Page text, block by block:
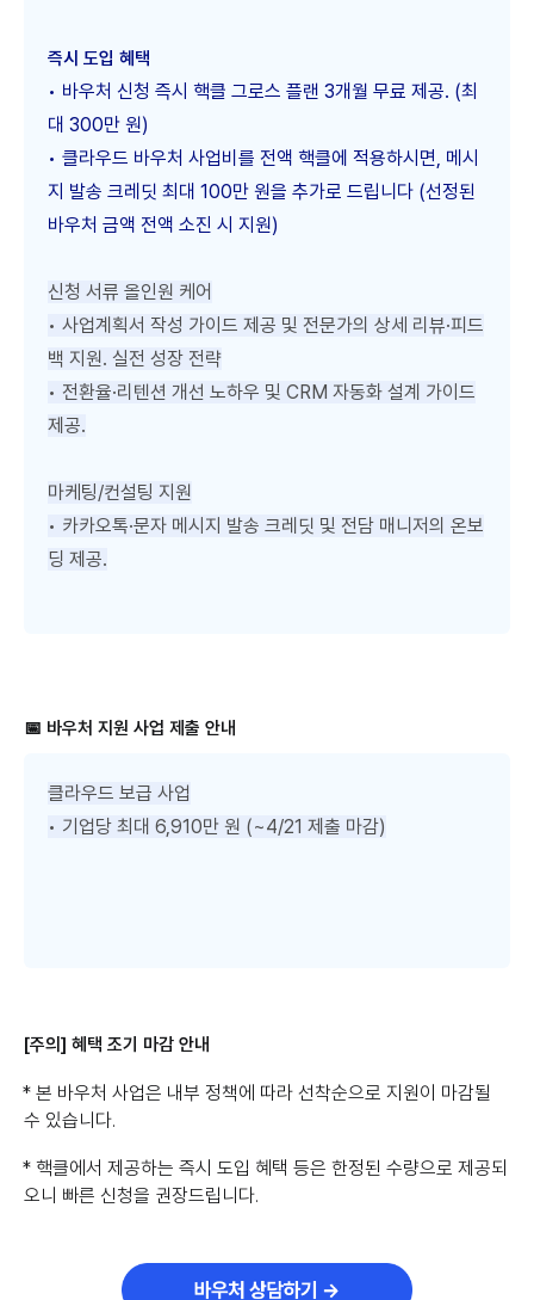
즉시 도입 혜택
• 바우처 신청 즉시 핵클 그로스 플랜 3개월 무료 제공. (최
대 300만 원)
• 클라우드 바우처 사업비를 전액 핵클에 적용하시면, 메시
지 발송 크레딧 최대 100만 원을 추가로 드립니다 (선정된
바우처 금액 전액 소진 시 지원)
신청 서류 올인원 케어
• 사업계획서 작성 가이드 제공 및 전문가의 상세 리뷰·피드
백 지원. 실전 성장 전략
• 전환율·리텐션 개선 노하우 및 CRM 자동화 설계 가이드
제공.
마케팅/컨설팅 지원
• 카카오톡·문자 메시지 발송 크레딧 및 전담 매니저의 온보
딩 제공.
📅 바우처 지원 사업 제출 안내
클라우드 보급 사업
• 기업당 최대 6,910만 원 (~4/21 제출 마감)
[주의] 혜택 조기 마감 안내
* 본 바우처 사업은 내부 정책에 따라 선착순으로 지원이 마감될
수 있습니다.
* 핵클에서 제공하는 즉시 도입 혜택 등은 한정된 수량으로 제공되
오니 빠른 신청을 권장드립니다.